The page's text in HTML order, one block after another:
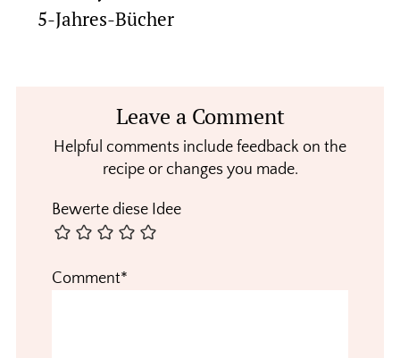
5-Jahres-Bücher
InteractionsLeave a Comment
Helpful comments include feedback on the
recipe or changes you made.
Bewerte diese Idee
Comment*